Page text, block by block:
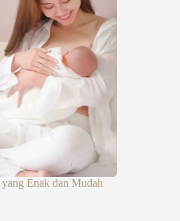
Enak dan Mudah